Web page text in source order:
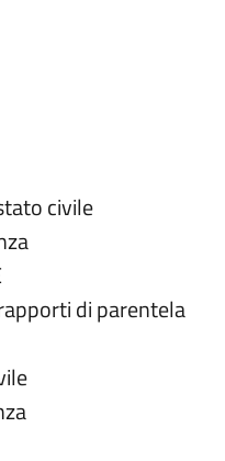
civile
di parentela